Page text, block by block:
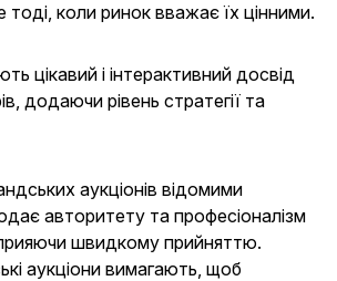
тоді, коли ринок вважає їх цінними.
цікавий і інтерактивний досвід
додаючи рівень стратегії та
аукціонів відомими
авторитету та професіоналізм
швидкому прийняттю.
аукціони вимагають, щоб